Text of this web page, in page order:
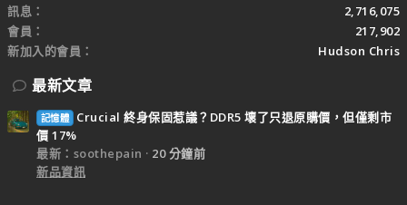
訊息
2,716,075
會員
217,902
新加入的會員
Hudson Chris
最新文章
記憶體
Crucial 終身保固惹議？DDR5 壞了只退原購價，但僅剩市
價 17%
最新：soothepain
20 分鐘前
新品資訊